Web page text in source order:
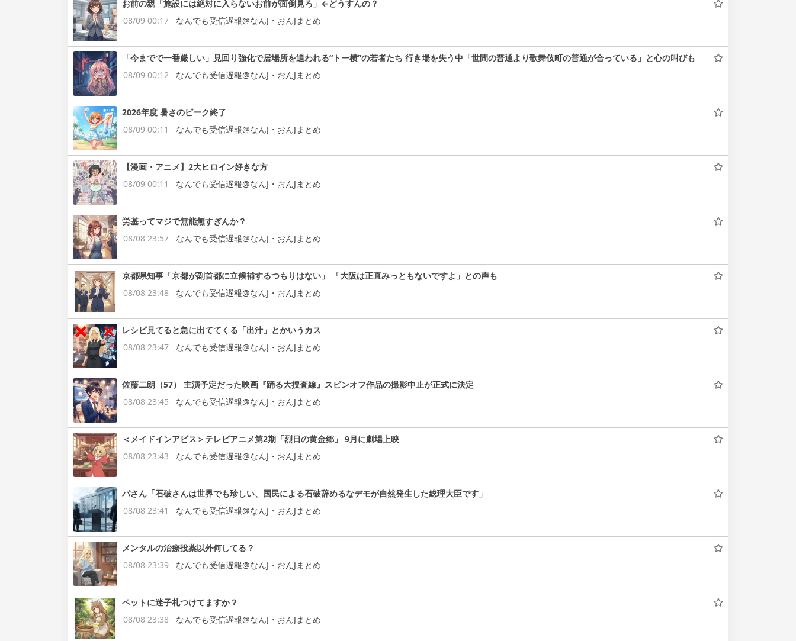
お前の親「施設には絶対に入らないお前が面倒見ろ」←どうすんの？
08/09 00:17
なんでも受信遅報@なんJ・おんJまとめ
「今までで一番厳しい」見回り強化で居場所を追われる“トー横”の若者たち 行き場を失う中「世間の普通より歌舞伎町の普通が合っている」と心の叫びも
08/09 00:12
なんでも受信遅報@なんJ・おんJまとめ
2026年度 暑さのピーク終了
08/09 00:11
なんでも受信遅報@なんJ・おんJまとめ
【漫画・アニメ】2大ヒロイン好きな方
08/09 00:11
なんでも受信遅報@なんJ・おんJまとめ
労基ってマジで無能無すぎんか？
08/08 23:57
なんでも受信遅報@なんJ・おんJまとめ
京都県知事「京都が副首都に立候補するつもりはない」 「大阪は正直みっともないですよ」との声も
08/08 23:48
なんでも受信遅報@なんJ・おんJまとめ
レシピ見てると急に出ててくる「出汁」とかいうカス
08/08 23:47
なんでも受信遅報@なんJ・おんJまとめ
佐藤二朗（57） 主演予定だった映画『踊る大捜査線』スピンオフ作品の撮影中止が正式に決定
08/08 23:45
なんでも受信遅報@なんJ・おんJまとめ
＜メイドインアビス＞テレビアニメ第2期「烈日の黄金郷」 9月に劇場上映
08/08 23:43
なんでも受信遅報@なんJ・おんJまとめ
パさん「石破さんは世界でも珍しい、国民による石破辞めるなデモが自然発生した総理大臣です」
08/08 23:41
なんでも受信遅報@なんJ・おんJまとめ
メンタルの治療投薬以外何してる？
08/08 23:39
なんでも受信遅報@なんJ・おんJまとめ
ペットに迷子札つけてますか？
08/08 23:38
なんでも受信遅報@なんJ・おんJまとめ